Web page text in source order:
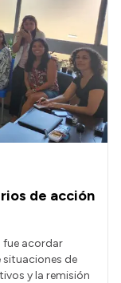
de acción
fue acordar
situaciones de
y la remisión